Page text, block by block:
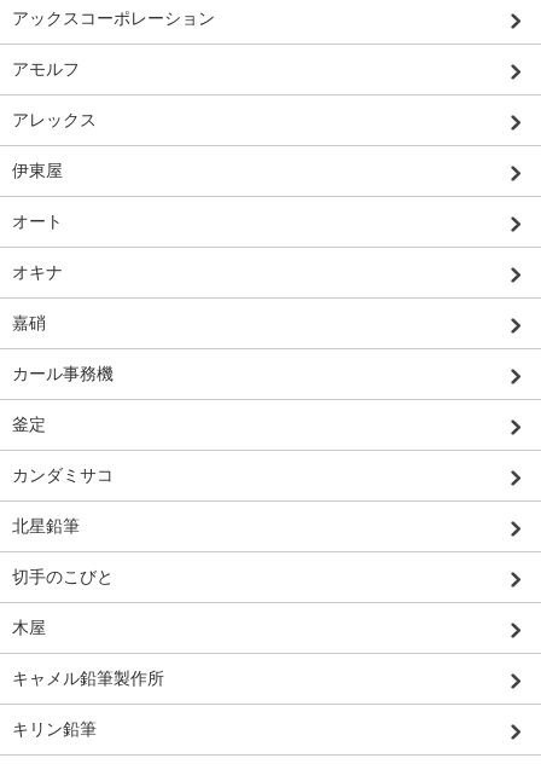
アックスコーポレーション
アモルフ
アレックス
伊東屋
オート
オキナ
嘉硝
カール事務機
釜定
カンダミサコ
北星鉛筆
切手のこびと
木屋
キャメル鉛筆製作所
キリン鉛筆